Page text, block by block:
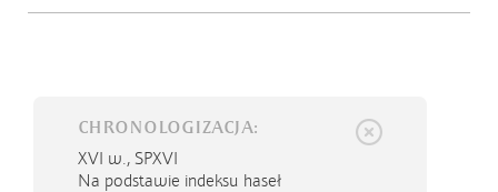
CHRONOLOGIZACJA:
XVI w., SPXVI
Na podstawie indeksu haseł